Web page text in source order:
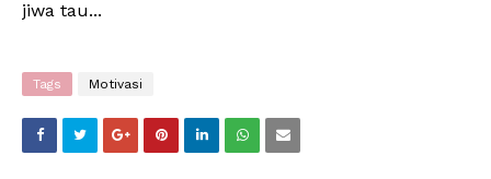
jiwa tau...
Tags Motivasi